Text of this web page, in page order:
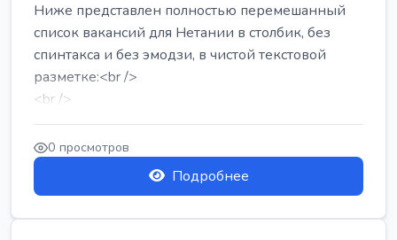
Ниже представлен полностью перемешанный
список вакансий для Нетании в столбик, без
спинтакса и без эмодзи, в чистой текстовой
разметке:<br />
<br />
Работа в Нетании на мебельном производстве:
требу...
0 просмотров
Подробнее